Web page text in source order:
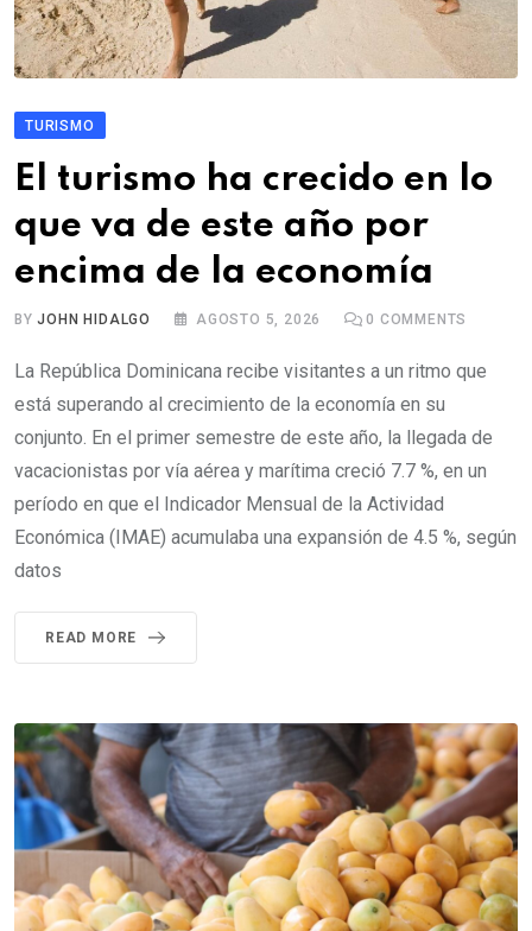
TURISMO
El turismo ha crecido en lo
que va de este año por
encima de la economía
BYJOHN HIDALGO AGOSTO 5, 2026 0 COMMENTS
La República Dominicana recibe visitantes a un ritmo que
está superando al crecimiento de la economía en su
conjunto. En el primer semestre de este año, la llegada de
vacacionistas por vía aérea y marítima creció 7.7 %, en un
período en que el Indicador Mensual de la Actividad
Económica (IMAE) acumulaba una expansión de 4.5 %, según
datos
READ MORE